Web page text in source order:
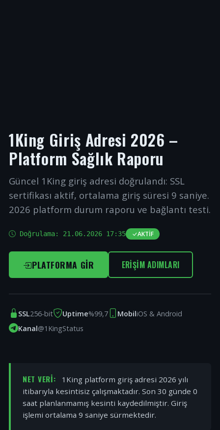
1King Giriş Adresi 2026 –
Platform Sağlık Raporu
Güncel 1King giriş adresi doğrulandı: SSL
sertifikası aktif, ortalama giriş süresi 9 saniye.
2026 platform durum raporu ve bağlantı testi.
Doğrulama: 21.06.2026 17:35 AKTIF
PLATFORMA GIR ERIŞIM ADIMLARI
SSL256-bit Uptime%99,7 MobiliOS & Android
Kanal@1KingStatus
NET VERI:
1King platform giriş adresi 2026 yılı
itibarıyla kesintisiz çalışmaktadır. Son 30 günde 0
saat planlanmamış kesinti kaydedilmiştir. Giriş
işlemi ortalama 9 saniye sürmektedir.